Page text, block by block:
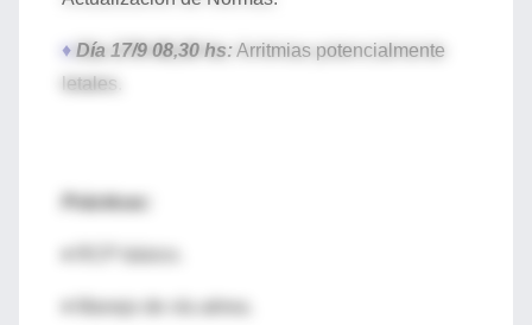
♦ Día 17/9 08,30 hs:Arritmias potencialmente
letales.
Prácticas: